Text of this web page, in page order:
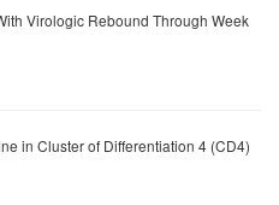
Virologic Rebound Through Week
in Cluster of Differentiation 4 (CD4)